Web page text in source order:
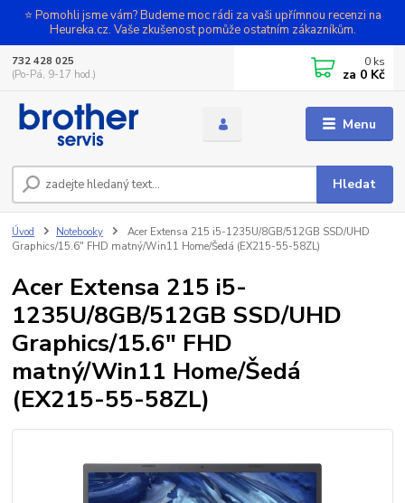
⭐ Pomohli jsme vám? Budeme moc rádi za vaši upřímnou recenzi na
Heureka.cz. Vaše zkušenost pomůže ostatním zákazníkům.
Menu
Hledat
732 428 025
(Po-Pá, 9-17 hod.)
0 ks
za 0 Kč
Úvod Notebooky
Acer Extensa 215 i5-1235U/8GB/512GB SSD/UHD
Graphics/15.6" FHD matný/Win11 Home/Šedá (EX215-55-58ZL)
Acer Extensa 215 i5-
1235U/8GB/512GB SSD/UHD
Graphics/15.6" FHD
matný/Win11 Home/Šedá
(EX215-55-58ZL)